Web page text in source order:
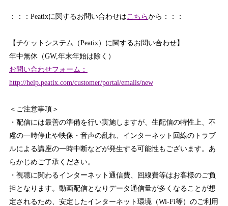
：：：Peatixに関するお問い合わせはこちらから：：：
【チケットシステム（Peatix）に関するお問い合わせ】
年中無休（GW,年末年始は除く）
お問い合わせフォーム：
http://help.peatix.com/customer/portal/emails/new
＜ご注意事項＞
・配信には最善の準備を行い実施しますが、生配信の特性上、不
慮の一時停止や映像・音声の乱れ、インターネット回線のトラブ
ルによる講座の一時中断などが発生する可能性もございます。あ
らかじめご了承ください。
・視聴に関わるインターネット通信費、回線費等はお客様のご負
担となります。動画配信となりデータ通信量が多くなることが想
定されるため、安定したインターネット環境（Wi-Fi等）のご利用